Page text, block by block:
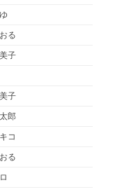
る
子
子
郎
コ
る